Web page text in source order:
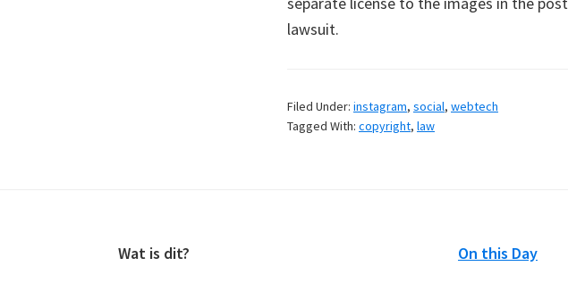
lawsuit.
Filed Under: instagram, social, webtech
Tagged With: copyright, law
Wat is dit?
On this Day